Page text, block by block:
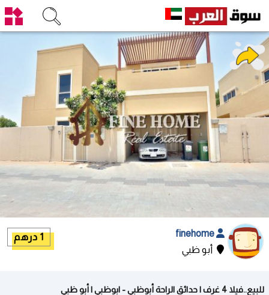
أبو ظبي
1 درهم
للبيع..فيلا 4 غرف | حدائق الراحة أبوظبي - ابوظبي | أبو ظبي